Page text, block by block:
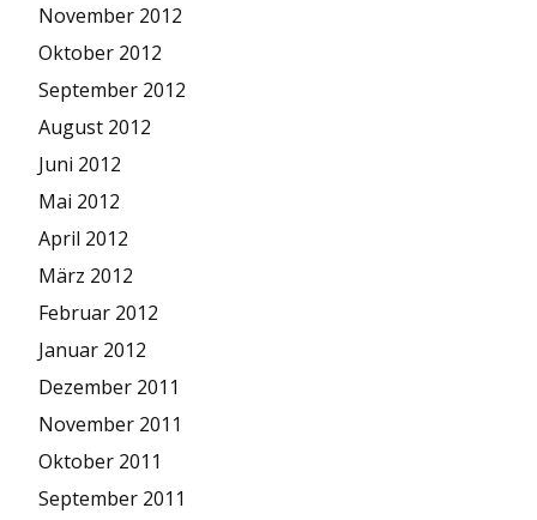
November 2012
Oktober 2012
September 2012
August 2012
Juni 2012
Mai 2012
April 2012
März 2012
Februar 2012
Januar 2012
Dezember 2011
November 2011
Oktober 2011
September 2011